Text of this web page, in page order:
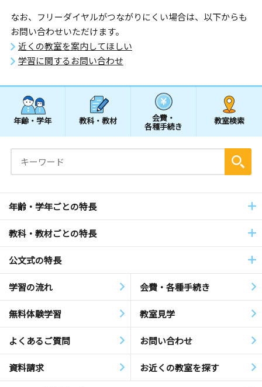
なお、フリーダイヤルがつながりにくい場合は、以下からも
お問い合わせいただけます。
近くの教室を案内してほしい
学習に関するお問い合わせ
年齢・学年 教科・教材 会費・
各種手続き
教室検索
年齢・学年ごとの特長
教科・教材ごとの特長
公文式の特長
学習の流れ 会費・各種手続き
無料体験学習 教室見学
よくあるご質問 お問い合わせ
資料請求 お近くの教室を探す